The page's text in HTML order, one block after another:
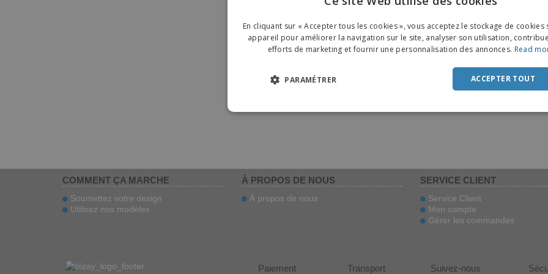
COMMENT ÇA MARCHE
Soumettez votre design
Utilisez nos modèles
À PROPOS DE NOUS
À propos de nous
SERVICE CLIENT
Service Client
Mon compte
Gérer les commandes
Paiement Transport Suivez-nous
En cliquant sur « Accepter tous les cookies », vous acceptez le stockage de cookies
appareil pour améliorer la navigation sur le site, analyser son utilisation,
efforts de marketing et fournir une personnalisation des annonces. Read
ACCEPTER TOUT
PARAMÉTRER